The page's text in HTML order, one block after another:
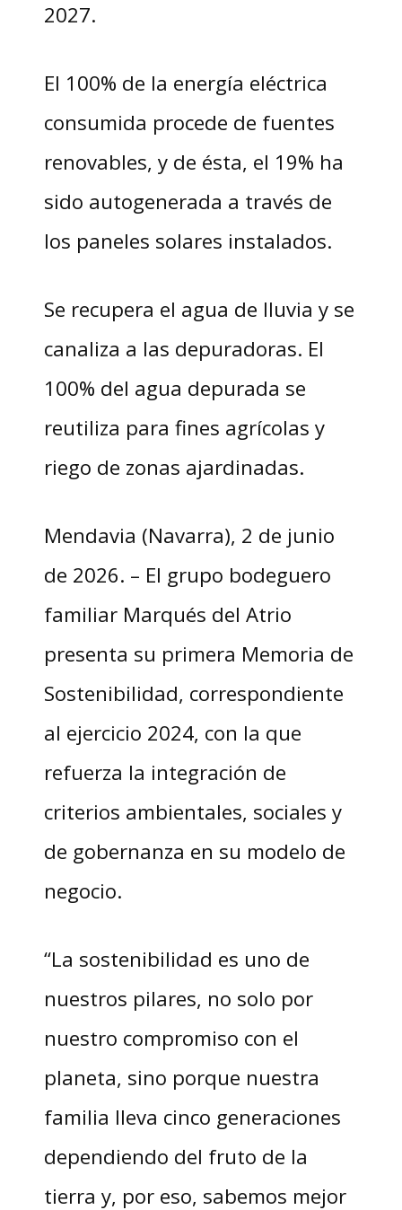
2027.
El 100% de la energía eléctrica
consumida procede de fuentes
renovables, y de ésta, el 19% ha
sido autogenerada a través de
los paneles solares instalados.
Se recupera el agua de lluvia y se
canaliza a las depuradoras. El
100% del agua depurada se
reutiliza para fines agrícolas y
riego de zonas ajardinadas.
Mendavia (Navarra), 2 de junio
de 2026. – El grupo bodeguero
familiar Marqués del Atrio
presenta su primera Memoria de
Sostenibilidad, correspondiente
al ejercicio 2024, con la que
refuerza la integración de
criterios ambientales, sociales y
de gobernanza en su modelo de
negocio.
“La sostenibilidad es uno de
nuestros pilares, no solo por
nuestro compromiso con el
planeta, sino porque nuestra
familia lleva cinco generaciones
dependiendo del fruto de la
tierra y, por eso, sabemos mejor